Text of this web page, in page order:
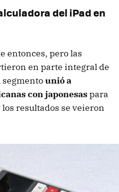
del iPad en
entonces, pero las
en parte integral de
unió a
con japonesaspara
resultados se veieron